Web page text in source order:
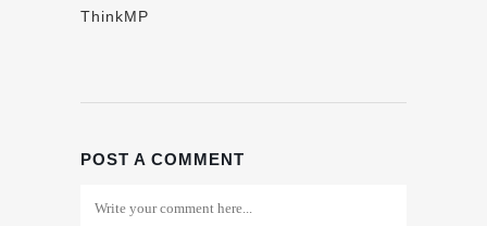
ThinkMP
POST A COMMENT